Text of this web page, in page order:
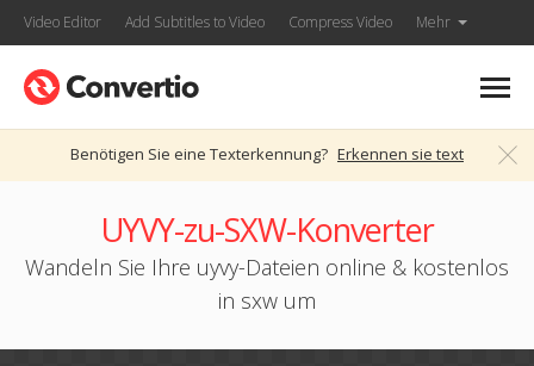
Video Editor Add Subtitles to Video Compress Video Mehr
Benötigen Sie eine Texterkennung? Erkennen sie text
UYVY-zu-SXW-Konverter
Wandeln Sie Ihre uyvy-Dateien online & kostenlos
in sxw um